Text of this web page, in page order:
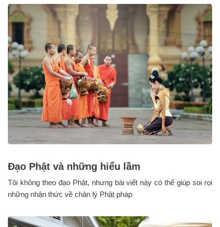
Đạo Phật và những hiểu lầm
Tôi không theo đạo Phật, nhưng bài viết này có thể giúp soi rọi
những nhận thức về chân lý Phật pháp